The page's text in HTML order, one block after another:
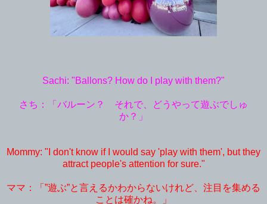
Sachi: "Ballons? How do I play with them?"
さち：「バルーン？ それで、どうやって遊ぶでしゅ
か？」
Mommy: "I don't know if I would say 'play with them', but they
attract people's attention for sure."
ママ：「”遊ぶ”と言えるかわからないけれど、注目を集める
ことは確かね。」